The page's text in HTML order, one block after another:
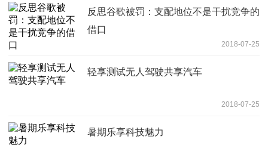
反思谷歌被罚：支配地位不是干扰竞争的
借口
2018-07-25
轻享测试无人驾驶共享汽车
2018-07-25
暑期乐享科技魅力